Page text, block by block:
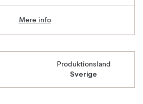
Mere info
Produktionsland
Sverige